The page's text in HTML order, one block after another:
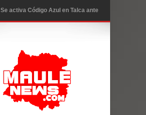
Se activa Código Azul en Talca ante
traslados con $133 millones
Dos internos intentaron escapar por
un forado desde la cárcel de Talca